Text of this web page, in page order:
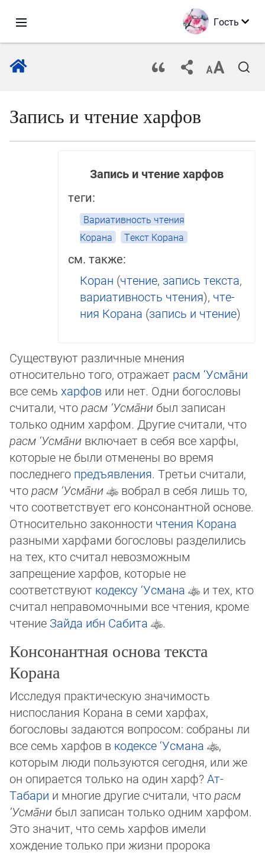
Гость
Запись и чтение харфов
Запись и чтение харфов
теги:
Вариативность чтения
Корана
Текст Корана
см. также:
Коран (чте­ние, за­пись текста,
вариативность чте­ния), чте­
ния Корана (запись и чтение)
Существуют различные мнения
относительно того, отражает расм ‘Усма̄ни
все семь харфов или нет. Одни богословы
считали, чторасм ‘Усма̄ни был записан
только одним харфом. Другие счи­та­ли, что
расм ‘Усма̄ни включает в себя все харфы,
которые не бы­ли отменены во время
последнего предъявления. Третьи счи­та­ли,
чторасм ‘Усма̄ни
вобрал в себя лишь то,
что соответствует его консонантной основе.
Относительно за­кон­ности чтения Корана
разными харфами богословы разделились
на тех, кто счи­тал невозможным
запрещение харфов, которые не
соответствуют кодексу ‘Усмана
и тех, кто
считал неправомочными все чтения, кроме
чтение Зайда ибн Сабита .
Консонантная основа текста
Корана
Исследуя практическую значимость
ниспослания Корана в семи харфах,
богословы за­даются вопросом: собраны ли
все семь харфов в кодексе ‘Усмана
,
которым люди пользуются сегодня, или же
он опирается только на один харф?Ат-
Табари и многие другие считали, чторасм
‘Усма̄ни был записан только одним харфом.
Это значит, что семь харфов имели
хождение только при жизни пророка